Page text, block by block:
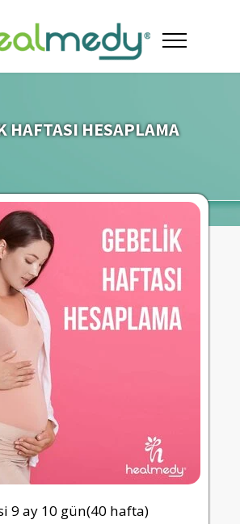
HAFTASI HESAPLAMA
9 ay 10 gün(40 hafta)